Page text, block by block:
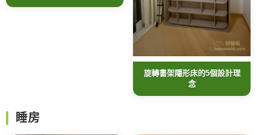
旋轉書架隱形床的5個設計理
念
睡房